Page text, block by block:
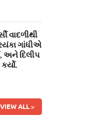
વાદળીથી
ગાંધીએ
અને દિલીપ
VIEW ALL